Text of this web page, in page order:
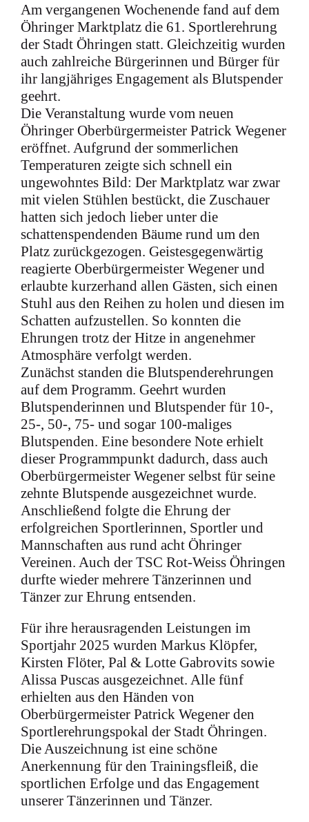
Am vergangenen Wochenende fand auf dem
Öhringer Marktplatz die 61. Sportlerehrung
der Stadt Öhringen statt. Gleichzeitig wurden
auch zahlreiche Bürgerinnen und Bürger für
ihr langjähriges Engagement als Blutspender
geehrt.
Die Veranstaltung wurde vom neuen
Öhringer Oberbürgermeister Patrick Wegener
eröffnet. Aufgrund der sommerlichen
Temperaturen zeigte sich schnell ein
ungewohntes Bild: Der Marktplatz war zwar
mit vielen Stühlen bestückt, die Zuschauer
hatten sich jedoch lieber unter die
schattenspendenden Bäume rund um den
Platz zurückgezogen. Geistesgegenwärtig
reagierte Oberbürgermeister Wegener und
erlaubte kurzerhand allen Gästen, sich einen
Stuhl aus den Reihen zu holen und diesen im
Schatten aufzustellen. So konnten die
Ehrungen trotz der Hitze in angenehmer
Atmosphäre verfolgt werden.
Zunächst standen die Blutspenderehrungen
auf dem Programm. Geehrt wurden
Blutspenderinnen und Blutspender für 10-,
25-, 50-, 75- und sogar 100-maliges
Blutspenden. Eine besondere Note erhielt
dieser Programmpunkt dadurch, dass auch
Oberbürgermeister Wegener selbst für seine
zehnte Blutspende ausgezeichnet wurde.
Anschließend folgte die Ehrung der
erfolgreichen Sportlerinnen, Sportler und
Mannschaften aus rund acht Öhringer
Vereinen. Auch der TSC Rot-Weiss Öhringen
durfte wieder mehrere Tänzerinnen und
Tänzer zur Ehrung entsenden.
Für ihre herausragenden Leistungen im
Sportjahr 2025 wurden Markus Klöpfer,
Kirsten Flöter, Pal & Lotte Gabrovits sowie
Alissa Puscas ausgezeichnet. Alle fünf
erhielten aus den Händen von
Oberbürgermeister Patrick Wegener den
Sportlerehrungspokal der Stadt Öhringen.
Die Auszeichnung ist eine schöne
Anerkennung für den Trainingsfleiß, die
sportlichen Erfolge und das Engagement
unserer Tänzerinnen und Tänzer.